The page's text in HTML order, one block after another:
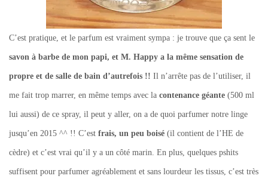
C’est pratique, et le parfum est vraiment sympa : je trouve que ça sent le
savon à barbe de mon papi, et M. Happy a la même sensation de
propre et de salle de bain d’autrefois !! Il n’arrête pas de l’utiliser, il
me fait trop marrer, en même temps avec la contenance géante (500 ml
lui aussi) de ce spray, il peut y aller, on a de quoi parfumer notre linge
jusqu’en 2015 ^^ !! C’est frais, un peu boisé (il contient de l’HE de
cèdre) et c’est vrai qu’il y a un côté marin. En plus, quelques pshits
suffisent pour parfumer agréablement et sans lourdeur les tissus, c’est très